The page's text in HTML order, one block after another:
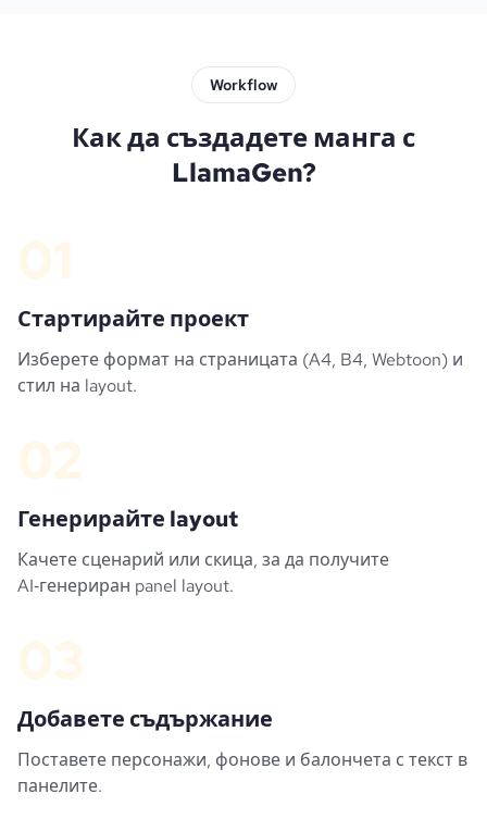
Workflow
Как да създадете манга с
LlamaGen?
Стартирайте проект
Изберете формат на страницата (A4, B4, Webtoon) и
стил на layout.
Генерирайте layout
Качете сценарий или скица, за да получите
AI‑генериран panel layout.
Добавете съдържание
Поставете персонажи, фонове и балончета с текст в
панелите.